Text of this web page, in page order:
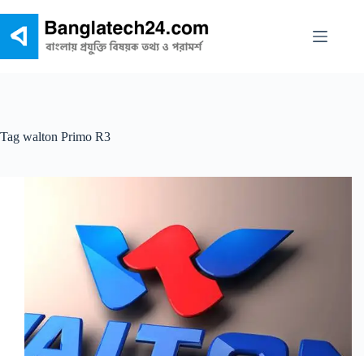
content
Tag walton Primo R3